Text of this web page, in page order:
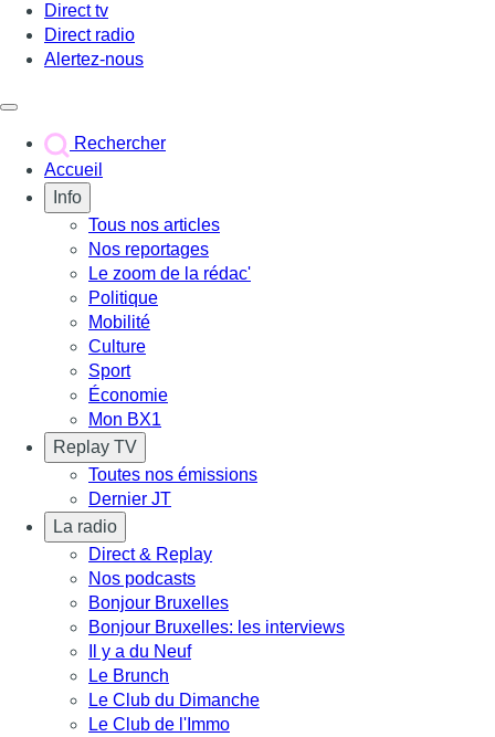
Direct tv
Direct radio
Alertez-nous
Rechercher
Accueil
Info
Tous nos articles
Nos reportages
Le zoom de la rédac'
Politique
Mobilité
Culture
Sport
Économie
Mon BX1
Replay TV
Toutes nos émissions
Dernier JT
La radio
Direct & Replay
Nos podcasts
Bonjour Bruxelles
Bonjour Bruxelles: les interviews
Il y a du Neuf
Le Brunch
Le Club du Dimanche
Le Club de l'Immo